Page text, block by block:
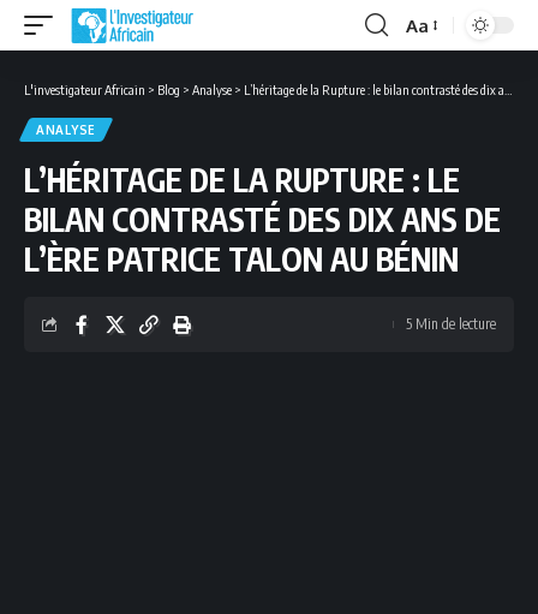
Font
Aa
L'investigateur Africain > Blog > Analyse > L’héritage de la Rupture : le bilan contrasté des dix ans de l’ère Patrice Talon au Bénin
ANALYSE
L’HÉRITAGE DE LA RUPTURE : LE
BILAN CONTRASTÉ DES DIX ANS DE
L’ÈRE PATRICE TALON AU BÉNIN
5 Min de lecture